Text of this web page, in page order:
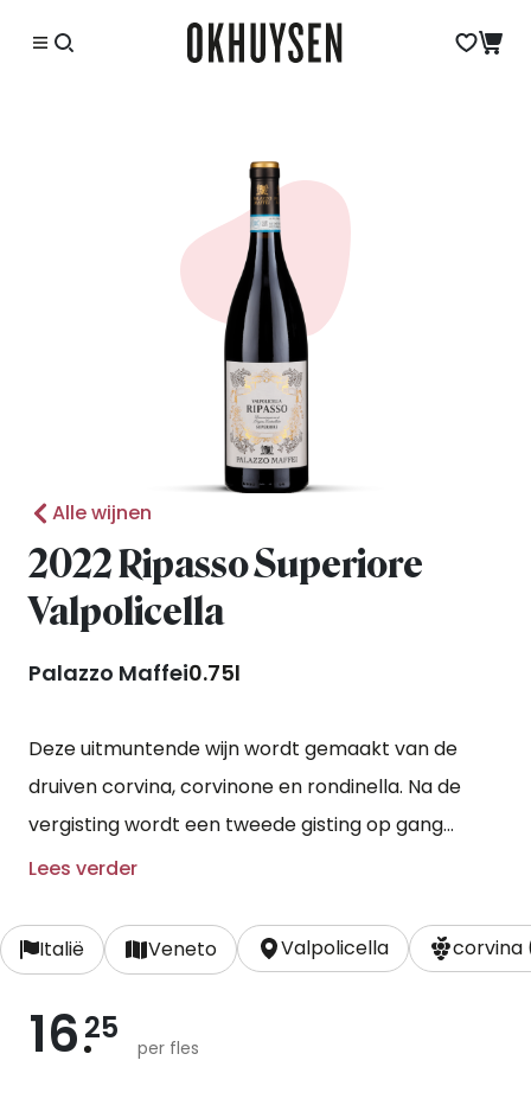
Alle wijnen
2022 Ripasso Superiore
Valpolicella
Palazzo Maffei0.75l
Deze uitmuntende wijn wordt gemaakt van de
druiven corvina, corvinone en rondinella. Na de
vergisting wordt een tweede gisting op gang
gebracht door de schillen en de fijne gistsporen
Ripasso wint hierdoor aan volume en kracht. De
wijn verblijft daarna nog achttien maanden op
eikenhouten vaten.
Lees verder
Italië Veneto Valpolicella corvina
16 25
per fles